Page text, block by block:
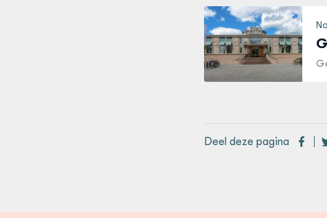
Deel deze pagina